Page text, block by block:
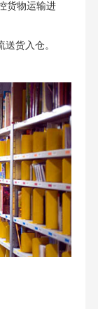
货物运输进
货入仓。